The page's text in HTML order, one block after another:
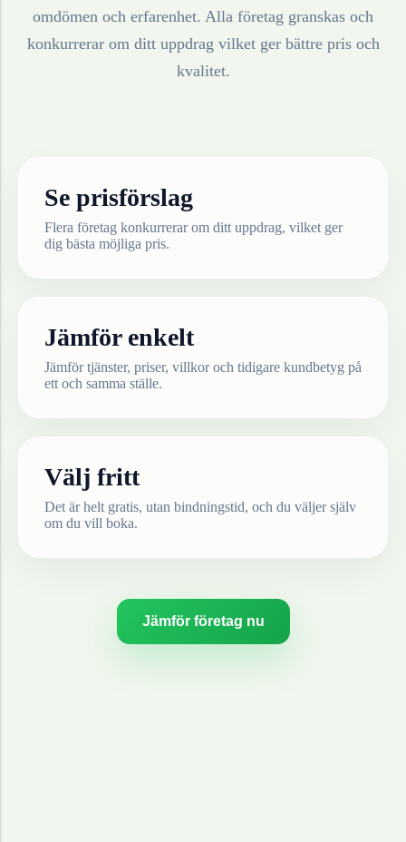
omdömen och erfarenhet. Alla företag granskas och
konkurrerar om ditt uppdrag vilket ger bättre pris och
kvalitet.
Se prisförslag
Flera företag konkurrerar om ditt uppdrag, vilket ger
dig bästa möjliga pris.
Jämför enkelt
Jämför tjänster, priser, villkor och tidigare kundbetyg på
ett och samma ställe.
Välj fritt
Det är helt gratis, utan bindningstid, och du väljer själv
om du vill boka.
Jämför företag nu